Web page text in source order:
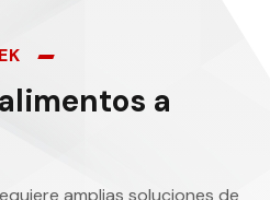
a
amplias soluciones de